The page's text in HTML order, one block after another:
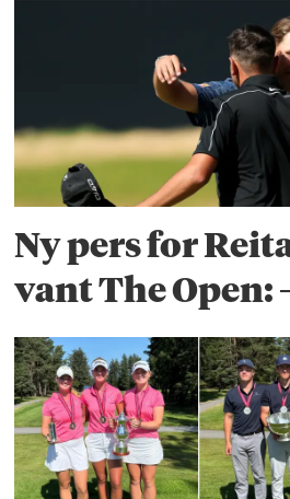
Ny pers for
vant The Open: